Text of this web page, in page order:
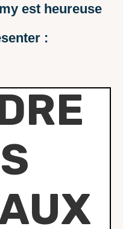
est heureuse
: